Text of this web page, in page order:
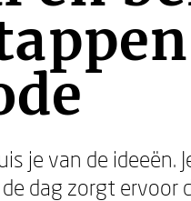
je van de
dag zorgt ervoor